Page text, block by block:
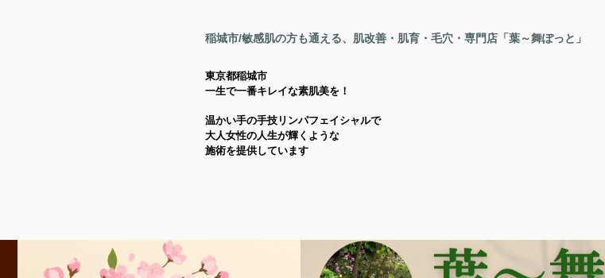
稲城市/敏感肌の方も通える、肌改善・肌育・毛穴・専門店「葉～舞ぽっと」
東京都稲城市
一生で一番キレイな素肌美を！
温かい手の手技リンパフェイシャルで
大人女性の人生が輝くような
施術を提供しています